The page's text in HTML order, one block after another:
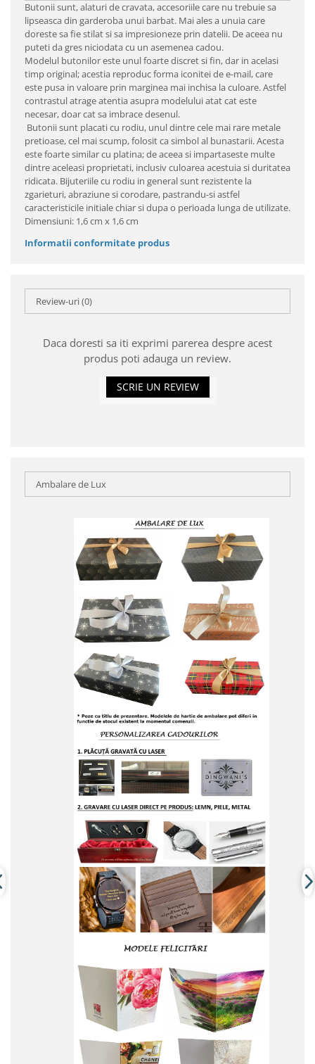
Butonii sunt, alaturi de cravata, accesoriile care nu trebuie sa
lipseasca din garderoba unui barbat. Mai ales a unuia care
doreste sa fie stilat si sa impresioneze prin datelii. De aceea nu
puteti da gres niciodata cu un asemenea cadou.
Modelul butonilor este unul foarte discret si fin, dar in acelasi
timp original; acestia reproduc forma iconitei de e-mail, care
este pusa in valoare prin marginea mai inchisa la culoare. Astfel
contrastul atrage atentia asupra modelului atat cat este
necesar, doar cat sa imbrace desenul.
Butonii sunt placati cu rodiu, unul dintre cele mai rare metale
pretioase, cel mai scump, folosit ca simbol al bunastarii. Acesta
este foarte similar cu platina; de aceea si impartaseste multe
dintre aceleasi proprietati, inclusiv culoarea acestuia si duritatea
ridicata. Bijuteriile cu rodiu in general sunt rezistente la
zgarieturi, abraziune si corodare, pastrandu-si astfel
caracteristicile initiale chiar si dupa o perioada lunga de utilizate.
Dimensiuni: 1,6 cm x 1,6 cm
Informatii conformitate produs
Review-uri(0)
Daca doresti sa iti exprimi parerea despre acest
produs poti adauga un review.
SCRIE UN REVIEW
Ambalare de Lux